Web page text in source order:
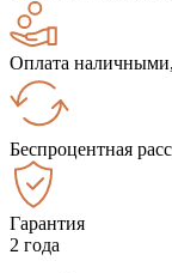
Оплата
Беспроцентная
Гарантия
2 года